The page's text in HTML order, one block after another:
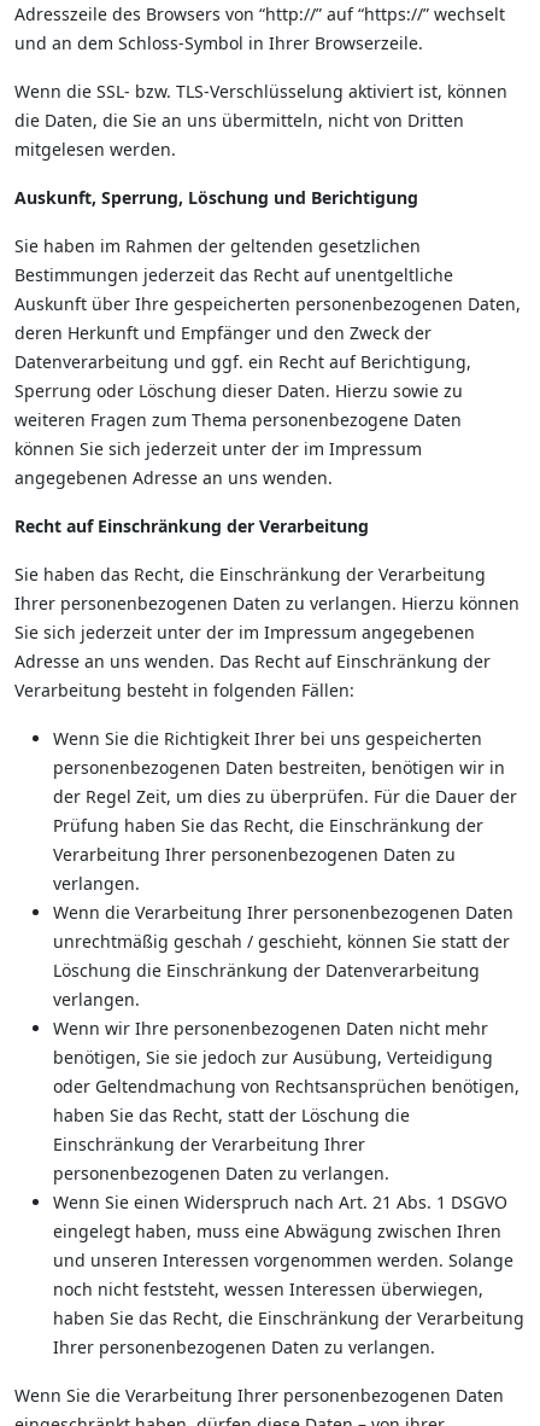
Adresszeile des Browsers von “http://” auf “https://” wechselt
und an dem Schloss-Symbol in Ihrer Browserzeile.
Wenn die SSL- bzw. TLS-Verschlüsselung aktiviert ist, können
die Daten, die Sie an uns übermitteln, nicht von Dritten
mitgelesen werden.
Auskunft, Sperrung, Löschung und Berichtigung
Sie haben im Rahmen der geltenden gesetzlichen
Bestimmungen jederzeit das Recht auf unentgeltliche
Auskunft über Ihre gespeicherten personenbezogenen Daten,
deren Herkunft und Empfänger und den Zweck der
Datenverarbeitung und ggf. ein Recht auf Berichtigung,
Sperrung oder Löschung dieser Daten. Hierzu sowie zu
weiteren Fragen zum Thema personenbezogene Daten
können Sie sich jederzeit unter der im Impressum
angegebenen Adresse an uns wenden.
Recht auf Einschränkung der Verarbeitung
Sie haben das Recht, die Einschränkung der Verarbeitung
Ihrer personenbezogenen Daten zu verlangen. Hierzu können
Sie sich jederzeit unter der im Impressum angegebenen
Adresse an uns wenden. Das Recht auf Einschränkung der
Verarbeitung besteht in folgenden Fällen:
Wenn Sie die Richtigkeit Ihrer bei uns gespeicherten
personenbezogenen Daten bestreiten, benötigen wir in
der Regel Zeit, um dies zu überprüfen. Für die Dauer der
Prüfung haben Sie das Recht, die Einschränkung der
Verarbeitung Ihrer personenbezogenen Daten zu
verlangen.
Wenn die Verarbeitung Ihrer personenbezogenen Daten
unrechtmäßig geschah / geschieht, können Sie statt der
Löschung die Einschränkung der Datenverarbeitung
verlangen.
Wenn wir Ihre personenbezogenen Daten nicht mehr
benötigen, Sie sie jedoch zur Ausübung, Verteidigung
oder Geltendmachung von Rechtsansprüchen benötigen,
haben Sie das Recht, statt der Löschung die
Einschränkung der Verarbeitung Ihrer
personenbezogenen Daten zu verlangen.
Wenn Sie einen Widerspruch nach Art. 21 Abs. 1 DSGVO
eingelegt haben, muss eine Abwägung zwischen Ihren
und unseren Interessen vorgenommen werden. Solange
noch nicht feststeht, wessen Interessen überwiegen,
haben Sie das Recht, die Einschränkung der Verarbeitung
Ihrer personenbezogenen Daten zu verlangen.
Wenn Sie die Verarbeitung Ihrer personenbezogenen Daten